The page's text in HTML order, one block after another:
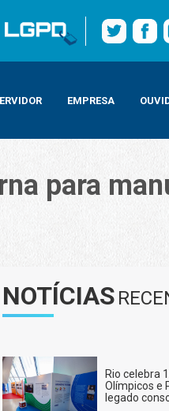
EMPRESA
para
NOTÍCIAS
Rio celebra
Olímpicos e
legado